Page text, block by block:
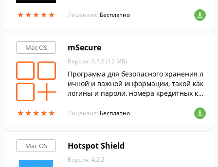
★★★★★
★★★★★ Лицензия: Бесплатно
Mac OS
★★★★★
★★★★★
mSecure
Версия: 3.5.6 (12 МБ)
Программа для безопасного хранения л
ичной и важной информации, такой как
логины и пароли, номера кредитных ка
Лицензия: Бесплатно
Mac OS Hotspot Shield
Версия: 4.2.2